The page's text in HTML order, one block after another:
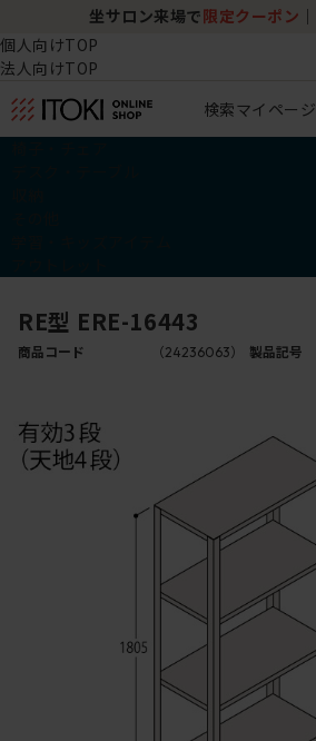
坐サロン来場で 限定クーポン
個人向けTOP
法人向けTOP
検索マイページ
RE型 ERE-16443
商品コード （24236063） 製品記号